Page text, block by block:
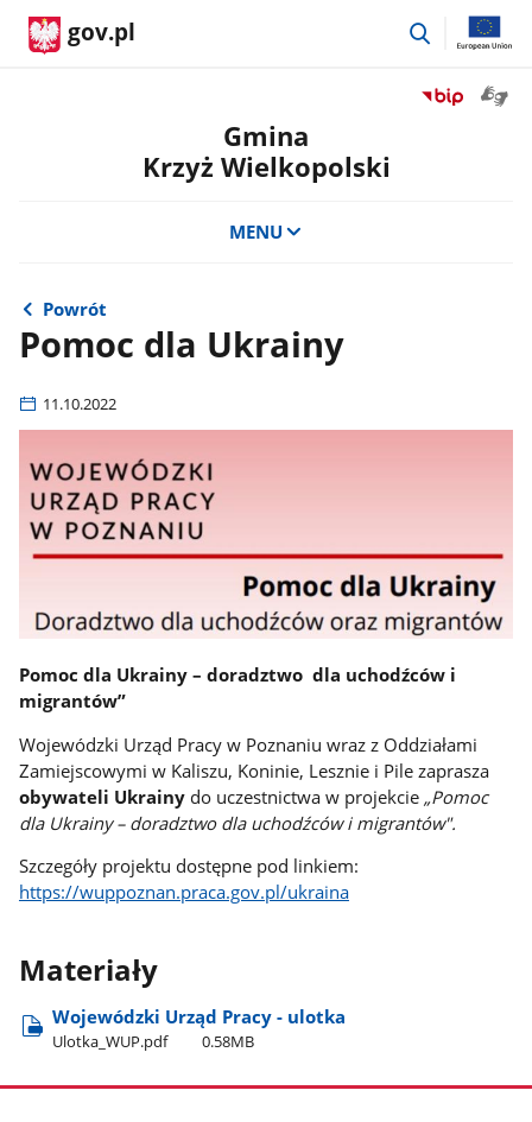
gov.pl
przejdź
Przejdź
Gmina
Krzyż Wielkopolski
MENU
Powrót
Pomoc dla Ukrainy
11.10.2022
Pomoc dla Ukrainy – doradztwo dla uchodźców i
migrantów”
Wojewódzki Urząd Pracy w Poznaniu wraz z Oddziałami
Zamiejscowymi w Kaliszu, Koninie, Lesznie i Pile zaprasza
obywateli Ukrainy do uczestnictwa w projekcie „Pomoc
dla Ukrainy – doradztwo dla uchodźców i migrantów".
Szczegóły projektu dostępne pod linkiem:
https://wuppoznan.praca.gov.pl/ukraina
Materiały
Wojewódzki Urząd Pracy - ulotka
Ulotka​_WUP.pdf 0.58MB